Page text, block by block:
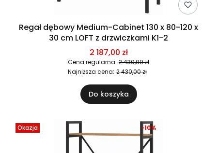
Regał dębowy Medium-Cabinet 130 x 80-120 x
30 cm LOFT z drzwiczkami K1-2
2 187,00 zł
Cena regularna: 2 430,00 zł
Najniższa cena: 2 430,00 zł
Do koszyka
Okazja -10%